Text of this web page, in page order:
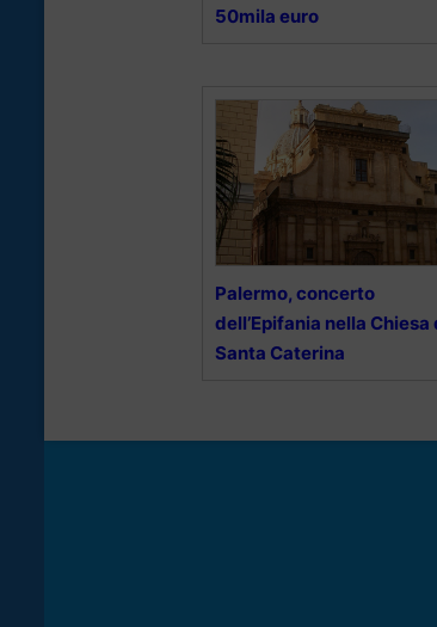
50mila euro
Palermo, concerto
dell’Epifania nella Chiesa
Santa Caterina